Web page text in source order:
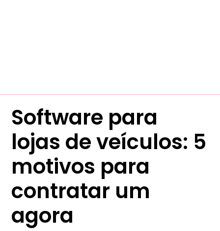
Software para
lojas de veículos: 5
motivos para
contratar um
agora